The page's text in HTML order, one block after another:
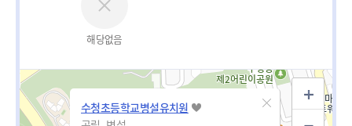
해당없음
수청초등학교병설유치원